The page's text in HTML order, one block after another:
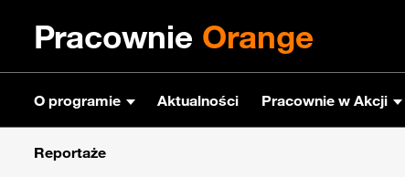
Pracownie Orange
O programie Aktualności Pracownie w Akcji
Reportaże